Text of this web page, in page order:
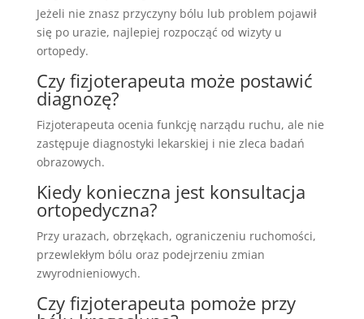
Jeżeli nie znasz przyczyny bólu lub problem pojawił
się po urazie, najlepiej rozpocząć od wizyty u
ortopedy.
Czy fizjoterapeuta może postawić
diagnozę?
Fizjoterapeuta ocenia funkcję narządu ruchu, ale nie
zastępuje diagnostyki lekarskiej i nie zleca badań
obrazowych.
Kiedy konieczna jest konsultacja
ortopedyczna?
Przy urazach, obrzękach, ograniczeniu ruchomości,
przewlekłym bólu oraz podejrzeniu zmian
zwyrodnieniowych.
Czy fizjoterapeuta pomoże przy